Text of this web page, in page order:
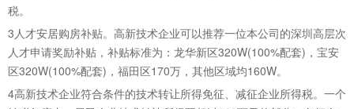
税。
3 人才安居购房补贴。高新技术企业可以推荐一位本公司的深圳高层次
人才申请奖励补贴，补贴标准为：龙华新区320W(100%配套)，宝安
区320W(100%配套)，福田区170万，其他区域均160W。
4高新技术企业符合条件的技术转让所得免征、减征企业所得税。一个